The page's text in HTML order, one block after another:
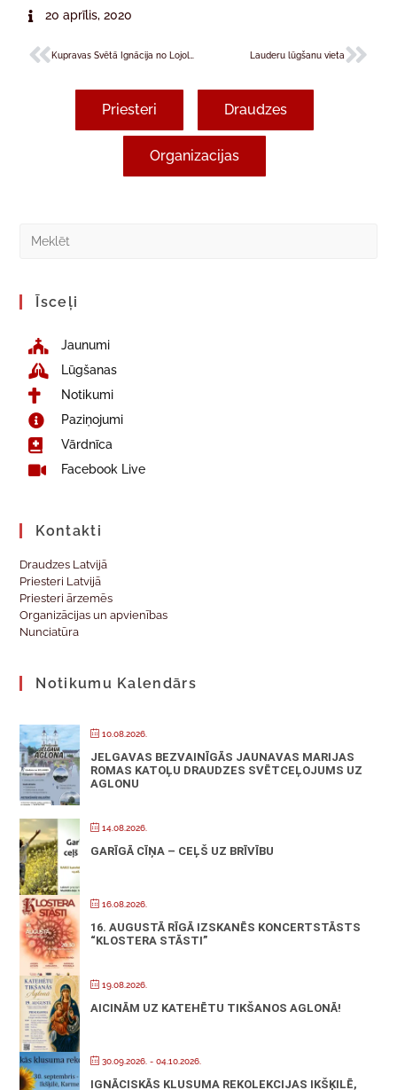
20 aprīlis, 2020
Lauderu lūgšanu vieta
Priesteri Draudzes
Organizacijas
Īsceļi
Jaunumi
Lūgšanas
Notikumi
Paziņojumi
Vārdnīca
Facebook Live
Kontakti
Draudzes Latvijā
Priesteri Latvijā
Priesteri ārzemēs
Organizācijas un apvienības
Nunciatūra
Notikumu Kalendārs
10.08.2026.
JELGAVAS BEZVAINĪGĀS JAUNAVAS MARIJAS
ROMAS KATOĻU DRAUDZES SVĒTCEĻOJUMS UZ
AGLONU
14.08.2026.
GARĪGĀ CĪŅA – CEĻŠ UZ BRĪVĪBU
16.08.2026.
16. AUGUSTĀ RĪGĀ IZSKANĒS KONCERTSTĀSTS
“KLOSTERA STĀSTI”
19.08.2026.
AICINĀM UZ KATEHĒTU TIKŠANOS AGLONĀ!
30.09.2026. - 04.10.2026.
IGNĀCISKĀS KLUSUMA REKOLEKCIJAS IKŠĶILĒ,